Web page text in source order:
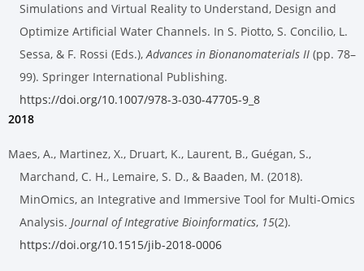
Simulations and Virtual Reality to Understand, Design and
Optimize Artificial Water Channels. In S. Piotto, S. Concilio, L.
Sessa, & F. Rossi (Eds.),Advances in Bionanomaterials II (pp. 78–
99). Springer International Publishing.
https://doi.org/10.1007/978-3-030-47705-9_8
2018
Maes, A., Martinez, X., Druart, K., Laurent, B., Guégan, S.,
Marchand, C. H., Lemaire, S. D., & Baaden, M. (2018).
MinOmics, an Integrative and Immersive Tool for Multi-Omics
Analysis. Journal of Integrative Bioinformatics, 15(2).
https://doi.org/10.1515/jib-2018-0006